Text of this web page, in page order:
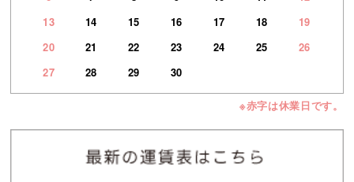
13
14 15 16 17 18
19
20
21 22 23 24 25
26
27
28 29 30
※赤字は休業日です。